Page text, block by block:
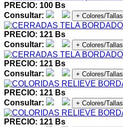
PRECIO: 100 Bs
Consultar:
+ Colores/Tallas
PRECIO: 121 Bs
Consultar:
+ Colores/Tallas
PRECIO: 121 Bs
Consultar:
+ Colores/Tallas
PRECIO: 121 Bs
Consultar:
+ Colores/Tallas
PRECIO: 121 Bs